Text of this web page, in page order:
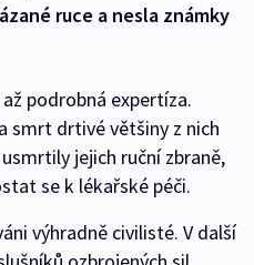
ruce a nesla známky
podrobná expertíza.
smrt drtivé většiny z nich
jejich ruční zbraně,
se k lékařské péči.
výhradně civilisté. V další